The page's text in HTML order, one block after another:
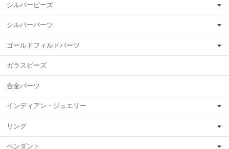
シルバービーズ
シルバーパーツ
ゴールドフィルドパーツ
ガラスビーズ
合金パーツ
インディアン・ジュエリー
リング
ペンダント